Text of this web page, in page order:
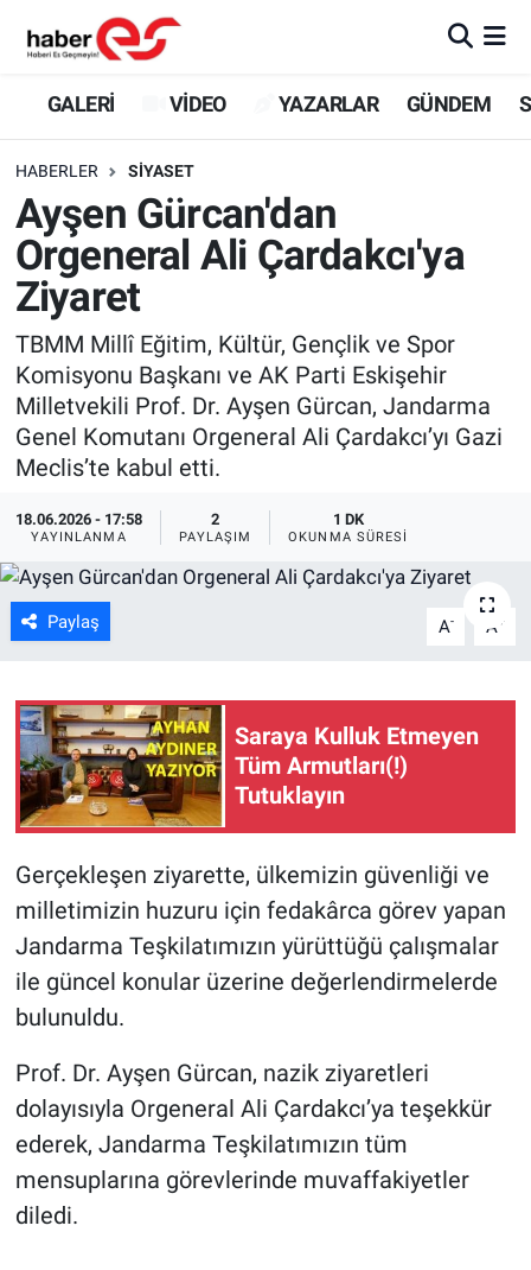
GALERİ VİDEO YAZARLAR GÜNDEM
HABERLER SİYASET
Ayşen Gürcan'dan
Orgeneral Ali Çardakcı'ya
Ziyaret
TBMM Millî Eğitim, Kültür, Gençlik ve Spor
Komisyonu Başkanı ve AK Parti Eskişehir
Milletvekili Prof. Dr. Ayşen Gürcan, Jandarma
Genel Komutanı Orgeneral Ali Çardakcı’yı Gazi
Meclis’te kabul etti.
18.06.2026 - 17:58
YAYINLANMA
2
PAYLAŞIM
1 DK
OKUNMA SÜRESI
Paylaş A- A +
Saraya Kulluk Etmeyen
Tüm Armutları(!)
Tutuklayın
Gerçekleşen ziyarette, ülkemizin güvenliği ve
milletimizin huzuru için fedakârca görev yapan
Jandarma Teşkilatımızın yürüttüğü çalışmalar
ile güncel konular üzerine değerlendirmelerde
bulunuldu.
Prof. Dr. Ayşen Gürcan, nazik ziyaretleri
dolayısıyla Orgeneral Ali Çardakcı’ya teşekkür
ederek, Jandarma Teşkilatımızın tüm
mensuplarına görevlerinde muvaffakiyetler
diledi.
GALERİ
YAZARLAR
GÜNDEM
SİYASET
TEKNOLOJİ
EKONOMİ
SPOR
ASAYİŞ
Eskişehir Nöbetçi Eczaneler
Eskişehir Trafik Yoğunluk Haritası
Süper Lig Puan Durumu ve Fikstür
Tüm Manşetler
Son Dakika Haberleri
Haber Arşivi